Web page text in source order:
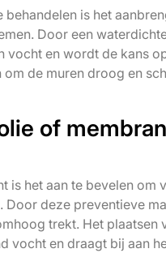
is het
Door een
vocht en wordt de kans
de muren droog en
of
is het aan te bevelen
Door deze preventieve
trekt. Het
vocht en draagt bij aan